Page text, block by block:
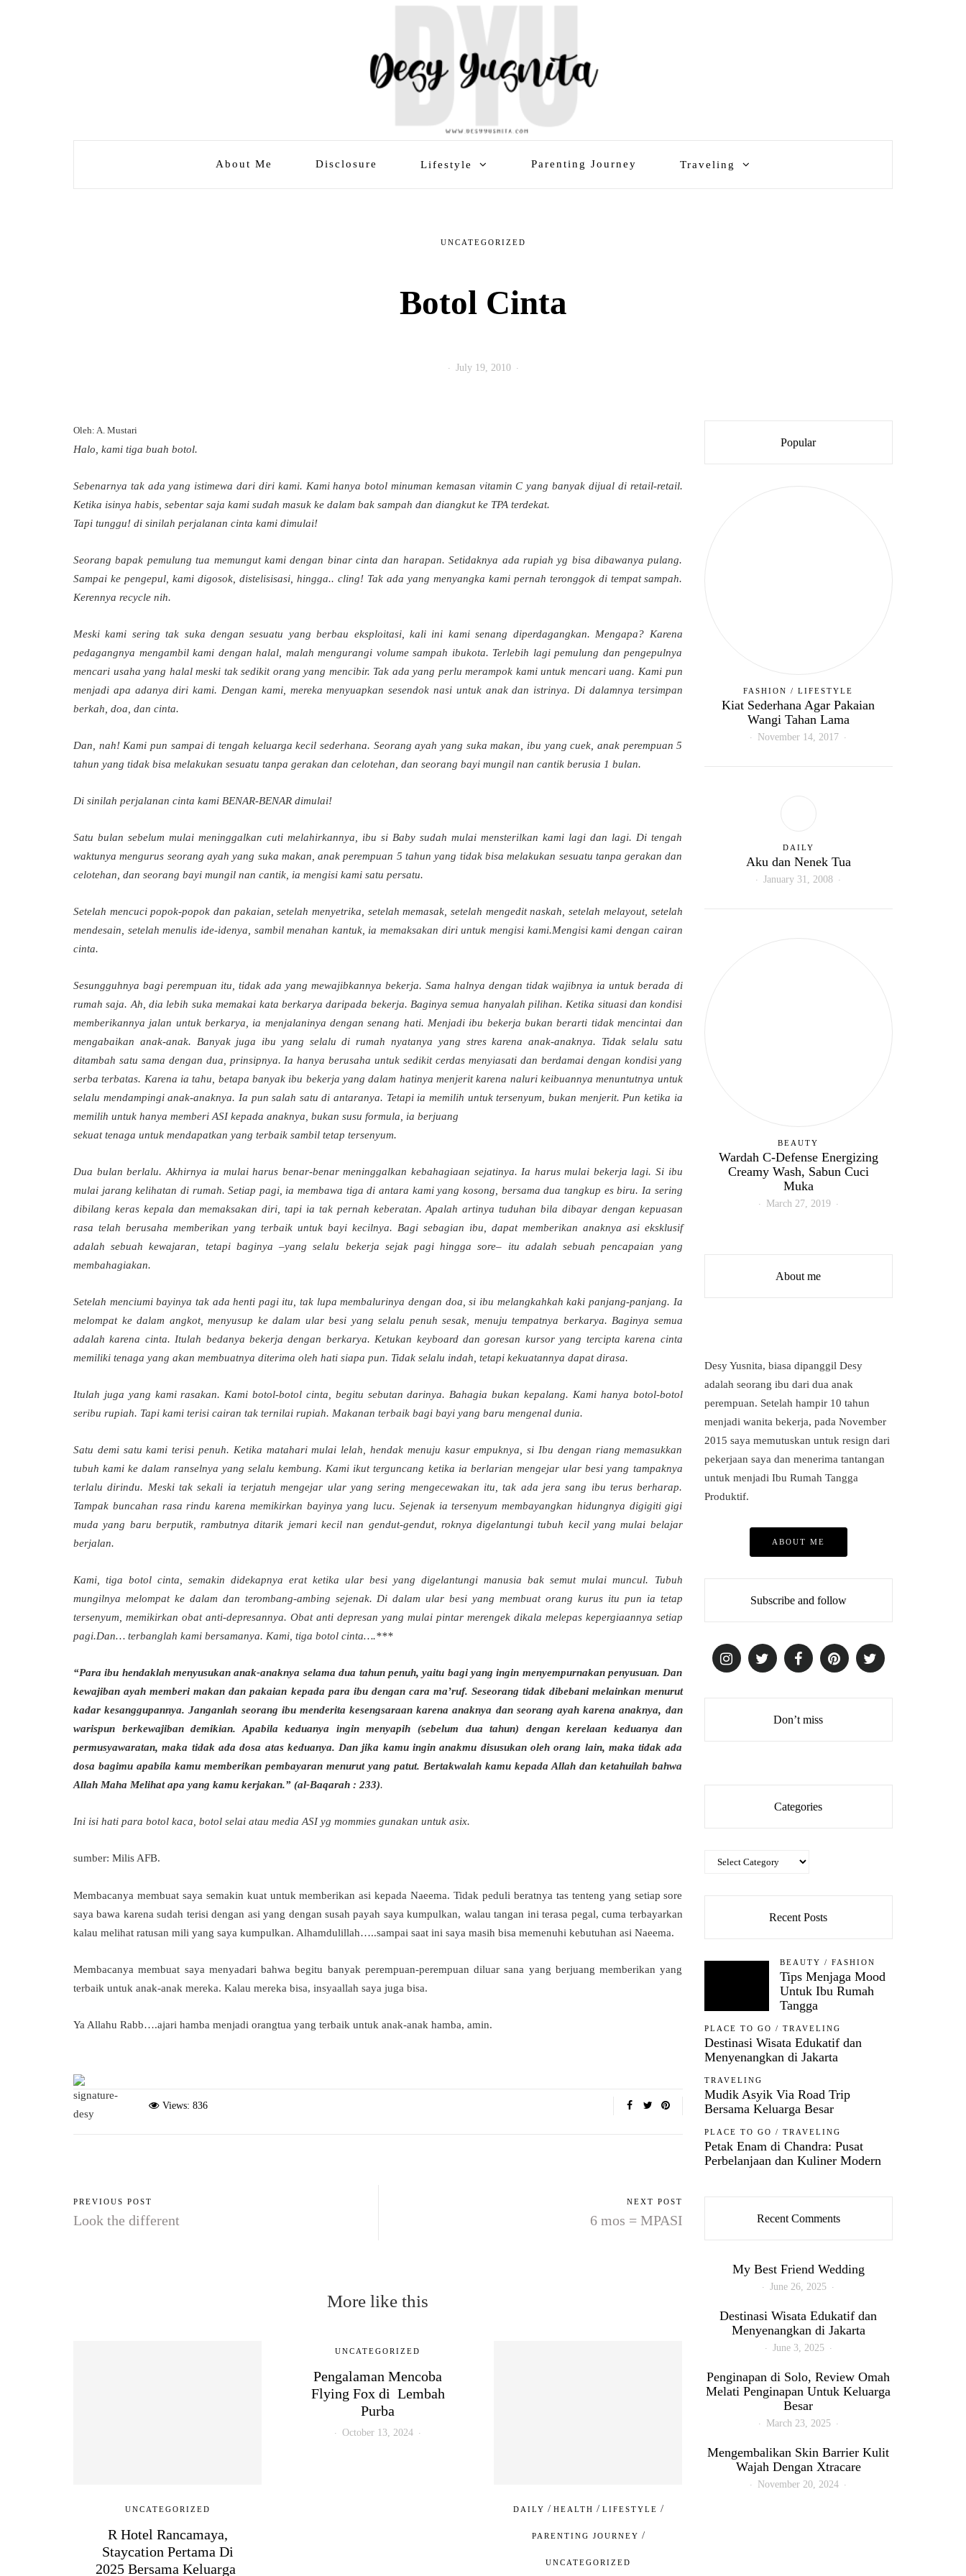
About Me Disclosure Lifestyle Parenting Journey Traveling
UNCATEGORIZED
Botol Cinta
July 19, 2010
Oleh: A. Mustari
Halo, kami tiga buah botol.
Sebenarnya tak ada yang istimewa dari diri kami. Kami hanya botol minuman kemasan vitamin C yang banyak dijual di retail-retail.
Ketika isinya habis, sebentar saja kami sudah masuk ke dalam bak sampah dan diangkut ke TPA terdekat.
Tapi tunggu! di sinilah perjalanan cinta kami dimulai!
Seorang bapak pemulung tua memungut kami dengan binar cinta dan harapan. Setidaknya ada rupiah yg bisa dibawanya pulang.
Sampai ke pengepul, kami digosok, distelisisasi, hingga.. cling! Tak ada yang menyangka kami pernah teronggok di tempat sampah.
Kerennya recycle nih.
Meski kami sering tak suka dengan sesuatu yang berbau eksploitasi, kali ini kami senang diperdagangkan. Mengapa? Karena
pedagangnya mengambil kami dengan halal, malah mengurangi volume sampah ibukota. Terlebih lagi pemulung dan pengepulnya
mencari usaha yang halal meski tak sedikit orang yang mencibir. Tak ada yang perlu merampok kami untuk mencari uang. Kami pun
menjadi apa adanya diri kami. Dengan kami, mereka menyuapkan sesendok nasi untuk anak dan istrinya. Di dalamnya tersimpan
berkah, doa, dan cinta.
Dan, nah! Kami pun sampai di tengah keluarga kecil sederhana. Seorang ayah yang suka makan, ibu yang cuek, anak perempuan 5
tahun yang tidak bisa melakukan sesuatu tanpa gerakan dan celotehan, dan seorang bayi mungil nan cantik berusia 1 bulan.
Di sinilah perjalanan cinta kami BENAR-BENAR dimulai!
Satu bulan sebelum mulai meninggalkan cuti melahirkannya, ibu si Baby sudah mulai mensterilkan kami lagi dan lagi. Di tengah
waktunya mengurus seorang ayah yang suka makan, anak perempuan 5 tahun yang tidak bisa melakukan sesuatu tanpa gerakan dan
celotehan, dan seorang bayi mungil nan cantik, ia mengisi kami satu persatu.
Setelah mencuci popok-popok dan pakaian, setelah menyetrika, setelah memasak, setelah mengedit naskah, setelah melayout, setelah
mendesain, setelah menulis ide-idenya, sambil menahan kantuk, ia memaksakan diri untuk mengisi kami.Mengisi kami dengan cairan
cinta.
Sesungguhnya bagi perempuan itu, tidak ada yang mewajibkannya bekerja. Sama halnya dengan tidak wajibnya ia untuk berada di
rumah saja. Ah, dia lebih suka memakai kata berkarya daripada bekerja. Baginya semua hanyalah pilihan. Ketika situasi dan kondisi
memberikannya jalan untuk berkarya, ia menjalaninya dengan senang hati. Menjadi ibu bekerja bukan berarti tidak mencintai dan
mengabaikan anak-anak. Banyak juga ibu yang selalu di rumah nyatanya yang stres karena anak-anaknya. Tidak selalu satu
ditambah satu sama dengan dua, prinsipnya. Ia hanya berusaha untuk sedikit cerdas menyiasati dan berdamai dengan kondisi yang
serba terbatas. Karena ia tahu, betapa banyak ibu bekerja yang dalam hatinya menjerit karena naluri keibuannya menuntutnya untuk
selalu mendampingi anak-anaknya. Ia pun salah satu di antaranya. Tetapi ia memilih untuk tersenyum, bukan menjerit. Pun ketika ia
memilih untuk hanya memberi ASI kepada anaknya, bukan susu formula, ia berjuang
sekuat tenaga untuk mendapatkan yang terbaik sambil tetap tersenyum.
Dua bulan berlalu. Akhirnya ia mulai harus benar-benar meninggalkan kebahagiaan sejatinya. Ia harus mulai bekerja lagi. Si ibu
mulai jarang kelihatan di rumah. Setiap pagi, ia membawa tiga di antara kami yang kosong, bersama dua tangkup es biru. Ia sering
dibilang keras kepala dan memaksakan diri, tapi ia tak pernah keberatan. Apalah artinya tuduhan bila dibayar dengan kepuasan
rasa telah berusaha memberikan yang terbaik untuk bayi kecilnya. Bagi sebagian ibu, dapat memberikan anaknya asi eksklusif
adalah sebuah kewajaran, tetapi baginya –yang selalu bekerja sejak pagi hingga sore– itu adalah sebuah pencapaian yang
membahagiakan.
Setelah menciumi bayinya tak ada henti pagi itu, tak lupa membalurinya dengan doa, si ibu melangkahkah kaki panjang-panjang. Ia
melompat ke dalam angkot, menyusup ke dalam ular besi yang selalu penuh sesak, menuju tempatnya berkarya. Baginya semua
adalah karena cinta. Itulah bedanya bekerja dengan berkarya. Ketukan keyboard dan goresan kursor yang tercipta karena cinta
memiliki tenaga yang akan membuatnya diterima oleh hati siapa pun. Tidak selalu indah, tetapi kekuatannya dapat dirasa.
Itulah juga yang kami rasakan. Kami botol-botol cinta, begitu sebutan darinya. Bahagia bukan kepalang. Kami hanya botol-botol
seribu rupiah. Tapi kami terisi cairan tak ternilai rupiah. Makanan terbaik bagi bayi yang baru mengenal dunia.
Satu demi satu kami terisi penuh. Ketika matahari mulai lelah, hendak menuju kasur empuknya, si Ibu dengan riang memasukkan
tubuh kami ke dalam ranselnya yang selalu kembung. Kami ikut terguncang ketika ia berlarian mengejar ular besi yang tampaknya
terlalu dirindu. Meski tak sekali ia terjatuh mengejar ular yang sering mengecewakan itu, tak ada jera sang ibu terus berharap.
Tampak buncahan rasa rindu karena memikirkan bayinya yang lucu. Sejenak ia tersenyum membayangkan hidungnya digigiti gigi
muda yang baru berputik, rambutnya ditarik jemari kecil nan gendut-gendut, roknya digelantungi tubuh kecil yang mulai belajar
berjalan.
Kami, tiga botol cinta, semakin didekapnya erat ketika ular besi yang digelantungi manusia bak semut mulai muncul. Tubuh
mungilnya melompat ke dalam dan terombang-ambing sejenak. Di dalam ular besi yang membuat orang kurus itu pun ia tetap
tersenyum, memikirkan obat anti-depresannya. Obat anti depresan yang mulai pintar merengek dikala melepas kepergiaannya setiap
pagi.Dan… terbanglah kami bersamanya. Kami, tiga botol cinta….***
“Para ibu hendaklah menyusukan anak-anaknya selama dua tahun penuh, yaitu bagi yang ingin menyempurnakan penyusuan. Dan
kewajiban ayah memberi makan dan pakaian kepada para ibu dengan cara ma’ruf. Seseorang tidak dibebani melainkan menurut
kadar kesanggupannya. Janganlah seorang ibu menderita kesengsaraan karena anaknya dan seorang ayah karena anaknya, dan
warispun berkewajiban demikian. Apabila keduanya ingin menyapih (sebelum dua tahun) dengan kerelaan keduanya dan
permusyawaratan, maka tidak ada dosa atas keduanya. Dan jika kamu ingin anakmu disusukan oleh orang lain, maka tidak ada
dosa bagimu apabila kamu memberikan pembayaran menurut yang patut. Bertakwalah kamu kepada Allah dan ketahuilah bahwa
Allah Maha Melihat apa yang kamu kerjakan.” (al-Baqarah : 233).
Ini isi hati para botol kaca, botol selai atau media ASI yg mommies gunakan untuk asix.
sumber: Milis AFB.
Membacanya membuat saya semakin kuat untuk memberikan asi kepada Naeema. Tidak peduli beratnya tas tenteng yang setiap sore
saya bawa karena sudah terisi dengan asi yang dengan susah payah saya kumpulkan, walau tangan ini terasa pegal, cuma terbayarkan
kalau melihat ratusan mili yang saya kumpulkan. Alhamdulillah…..sampai saat ini saya masih bisa memenuhi kebutuhan asi Naeema.
Membacanya membuat saya menyadari bahwa begitu banyak perempuan-perempuan diluar sana yang berjuang memberikan yang
terbaik untuk anak-anak mereka. Kalau mereka bisa, insyaallah saya juga bisa.
Ya Allahu Rabb….ajari hamba menjadi orangtua yang terbaik untuk anak-anak hamba, amin.
Views: 836
PREVIOUS POST
Look the different
NEXT POST
6 mos = MPASI
More like this
UNCATEGORIZED
R Hotel Rancamaya,
Staycation Pertama Di
2025 Bersama Keluarga
UNCATEGORIZED
Pengalaman Mencoba
Flying Fox di Lembah
Purba
October 13, 2024
DAILY / HEALTH / LIFESTYLE /
PARENTING JOURNEY /
UNCATEGORIZED
Popular
FASHION /LIFESTYLE
Kiat Sederhana Agar Pakaian
Wangi Tahan Lama
November 14, 2017
DAILY
Aku dan Nenek Tua
January 31, 2008
BEAUTY
Wardah C-Defense Energizing
Creamy Wash, Sabun Cuci
Muka
March 27, 2019
About me
Desy Yusnita, biasa dipanggil Desy
adalah seorang ibu dari dua anak
perempuan. Setelah hampir 10 tahun
menjadi wanita bekerja, pada November
2015 saya memutuskan untuk resign dari
pekerjaan saya dan menerima tantangan
untuk menjadi Ibu Rumah Tangga
Produktif.
ABOUT ME
Subscribe and follow
Don’t miss
Categories
Categories
Recent Posts
BEAUTY / FASHION
Tips Menjaga Mood
Untuk Ibu Rumah
Tangga
PLACE TO GO / TRAVELING
Destinasi Wisata Edukatif dan
Menyenangkan di Jakarta
TRAVELING
Mudik Asyik Via Road Trip
Bersama Keluarga Besar
PLACE TO GO / TRAVELING
Petak Enam di Chandra: Pusat
Perbelanjaan dan Kuliner Modern
Recent Comments
My Best Friend Wedding
June 26, 2025
Destinasi Wisata Edukatif dan
Menyenangkan di Jakarta
June 3, 2025
Penginapan di Solo, Review Omah
Melati Penginapan Untuk Keluarga
Besar
March 23, 2025
Mengembalikan Skin Barrier Kulit
Wajah Dengan Xtracare
November 20, 2024